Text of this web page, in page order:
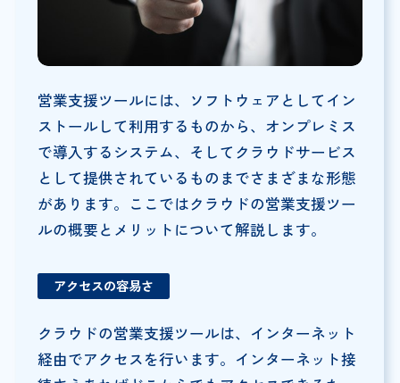
営業支援ツールには、ソフトウェアとしてイン
ストールして利用するものから、オンプレミス
で導入するシステム、そしてクラウドサービス
として提供されているものまでさまざまな形態
があります。ここではクラウドの営業支援ツー
ルの概要とメリットについて解説します。
アクセスの容易さ
クラウドの営業支援ツールは、インターネット
経由でアクセスを行います。インターネット接